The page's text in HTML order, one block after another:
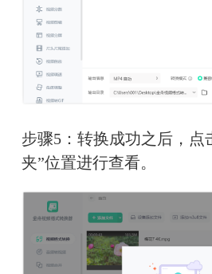
步骤5：转换成功之后，点
夹”位置进行查看。